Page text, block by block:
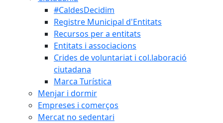
#CaldesDecidim
Registre Municipal d'Entitats
Recursos per a entitats
Entitats i associacions
Crides de voluntariat i col.laboració
ciutadana
Marca Turística
Menjar i dormir
Empreses i comerços
Mercat no sedentari